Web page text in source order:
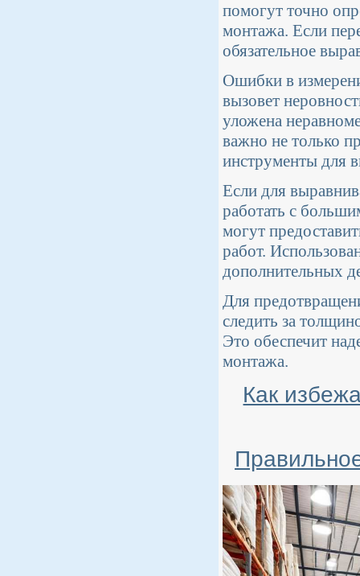
помогут точно
монтажа. Если
обязательное
Ошибки в
вызовет
уложена
важно не только
инструменты для
Если для
работать с
могут
работ.
дополнительных
Для
следить за
Это обеспечит
монтажа.
Как